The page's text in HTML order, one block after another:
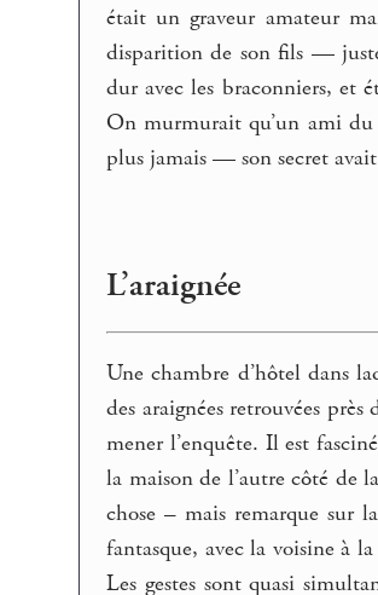
était un graveur amateur
disparition de son fils —
dur avec les braconniers, et
On murmurait qu’un ami du
plus jamais — son secret
L’araignée
Une chambre d’hôtel dans
des araignées retrouvées
mener l’enquête. Il est
la maison de l’autre côté de
chose – mais remarque sur
fantasque, avec la voisine à
Les gestes sont quasi